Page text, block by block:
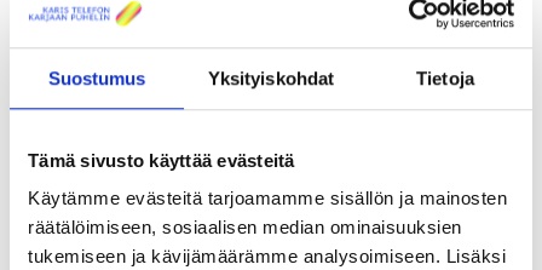
Suostumus Yksityiskohdat Tietoja
Tämä sivusto käyttää evästeitä
Käytämme evästeitä tarjoamamme sisällön ja mainosten
räätälöimiseen, sosiaalisen median ominaisuuksien
tukemiseen ja kävijämäärämme analysoimiseen. Lisäksi
edistää alueen innovatiivista teknologista kehitystä, myönnettiin
Kerro lyhyesti itsestäsi ja